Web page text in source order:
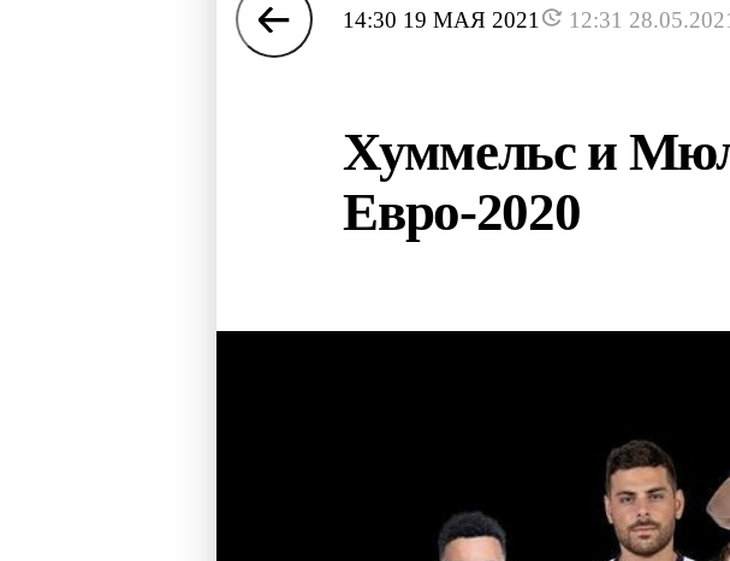
14:30 19 МАЯ 2021 12:31
Хуммельс и
Евро-2020